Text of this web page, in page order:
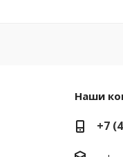
Наши
+7